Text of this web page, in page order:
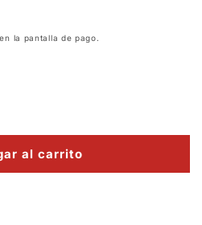
la pantalla de pago.
al carrito